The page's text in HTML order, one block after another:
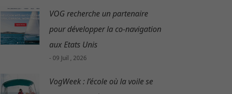
VOG recherche un partenaire
pour développer la co-navigation
aux Etats Unis
- 09 Juil , 2026
VogWeek : l’école où la voile se